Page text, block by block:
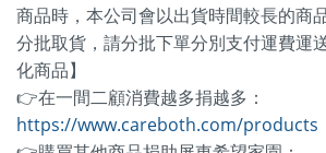
商品時，本公司會以出貨時間較長的商
分批取貨，請分批下單分別支付運費運
化商品】
👉在一間二顧消費越多捐越多：
https://www.careboth.com/products